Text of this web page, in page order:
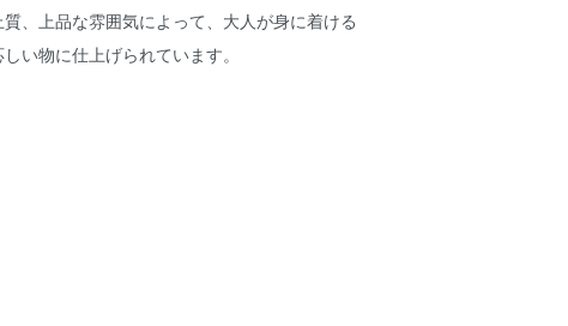
、上品な雰囲気によって、大人が身に着ける
い物に仕上げられています。